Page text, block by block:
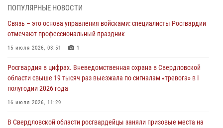
Представитель Управления Росгвардии по Свердловской области
«Телекон»
30 июля 2026, 11:33
спартакиады «Динамо» памяти погибшего офицера милиции
Православные священники поддержали росгвардейцев в зоне СВО
ПОПУЛЯРНЫЕ НОВОСТИ
Связь – это основа управления войсками: специалисты Росгвардии
отмечают профессиональный праздник
15 июля 2026, 03:51 1
Росгвардия в цифрах. Вневедомственная охрана в Свердловской
области свыше 19 тысяч раз выезжала по сигналам «тревога» в I
полугодии 2026 года
16 июля 2026, 11:29
В Свердловской области росгвардейцы заняли призовые места на